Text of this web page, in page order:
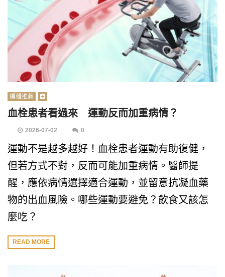
編輯推薦
血栓患者看過來 運動反而加重病情？
2026-07-02 0
運動不是越多越好！血栓患者運動有助復健，
但若方式不對，反而可能加重病情。醫師提
醒，應依病情選擇適合運動，並留意抗凝血藥
物的出血風險。哪些運動要避免？飲食又該怎
麼吃？
READ MORE